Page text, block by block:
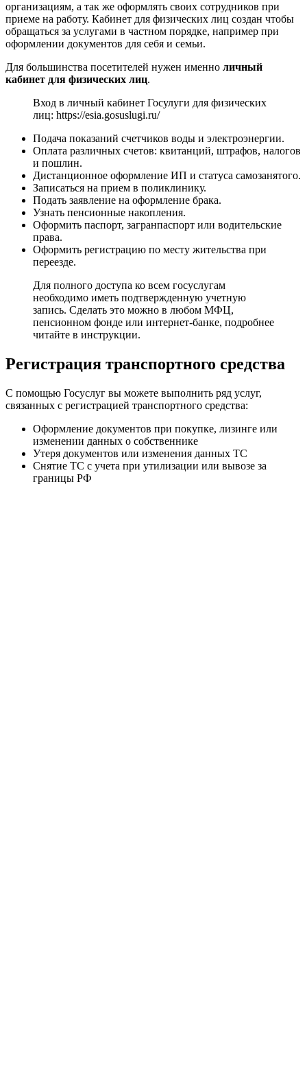
организациям, а так же оформлять своих сотрудников при
приеме на работу. Кабинет для физических лиц создан чтобы
обращаться за услугами в частном порядке, например при
оформлении документов для себя и семьи.
Для большинства посетителей нужен именно личный
кабинет для физических лиц.
Вход в личный кабинет Госулуги для физических
лиц: https://esia.gosuslugi.ru/
Подача показаний счетчиков воды и электроэнергии.
Оплата различных счетов: квитанций, штрафов, налогов
и пошлин.
Дистанционное оформление ИП и статуса самозанятого.
Записаться на прием в поликлинику.
Подать заявление на оформление брака.
Узнать пенсионные накопления.
Оформить паспорт, загранпаспорт или водительские
права.
Оформить регистрацию по месту жительства при
переезде.
Для полного доступа ко всем госуслугам
необходимо иметь подтвержденную учетную
запись. Сделать это можно в любом МФЦ,
пенсионном фонде или интернет-банке, подробнее
читайте в инструкции.
Регистрация транспортного средства
С помощью Госуслуг вы можете выполнить ряд услуг,
связанных с регистрацией транспортного средства:
Оформление документов при покупке, лизинге или
изменении данных о собственнике
Утеря документов или изменения данных ТС
Снятие ТС с учета при утилизации или вывозе за
границы РФ